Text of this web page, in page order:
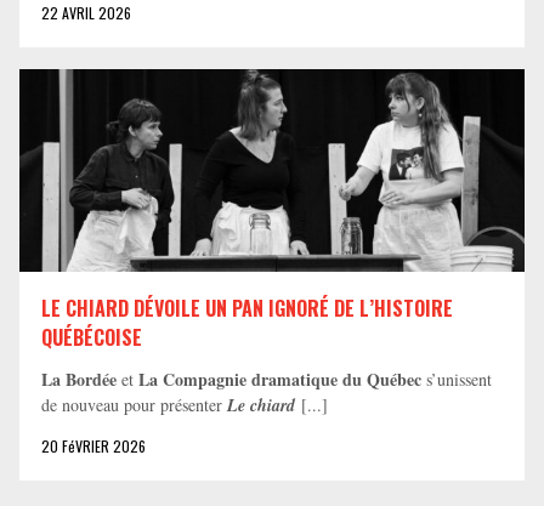
22 AVRIL 2026
LE CHIARD DÉVOILE UN PAN IGNORÉ DE L’HISTOIRE
QUÉBÉCOISE
La Bordée et La Compagnie dramatique du Québec s’unissent
de nouveau pour présenter Le chiard [...]
20 FéVRIER 2026